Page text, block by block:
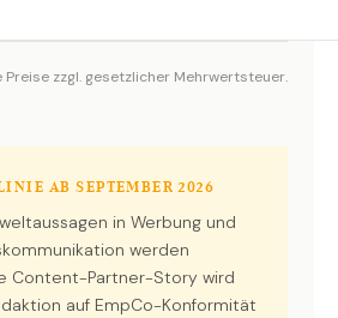
Preise zzgl. gesetzlicher Mehrwertsteuer.
AB SEPTEMBER 2026
in Werbung und
werden
Content-Partner-Story wird
auf EmpCo-Konformität